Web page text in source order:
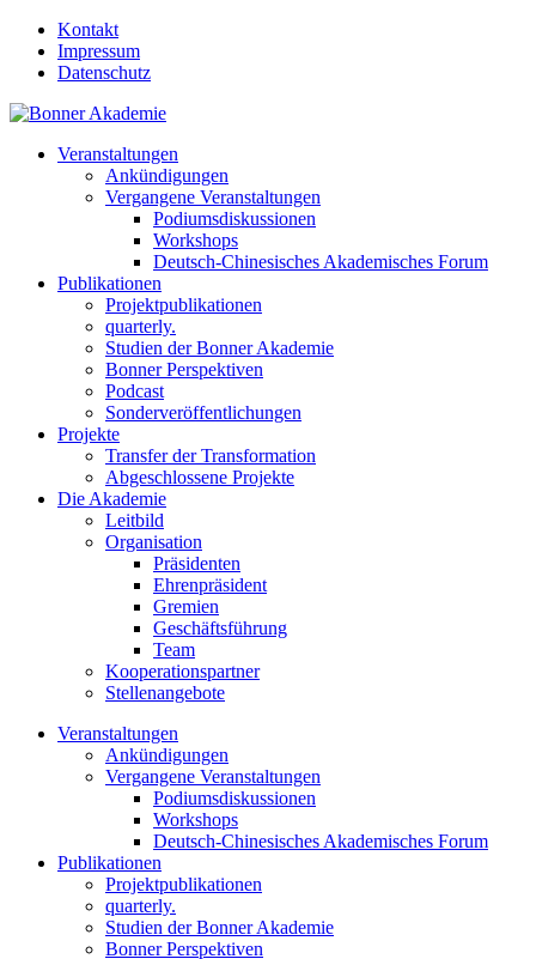
Kontakt
Impressum
Datenschutz
Veranstaltungen
Ankündigungen
Vergangene Veranstaltungen
Podiumsdiskussionen
Workshops
Deutsch-Chinesisches Akademisches Forum
Publikationen
Projektpublikationen
quarterly.
Studien der Bonner Akademie
Bonner Perspektiven
Podcast
Sonderveröffentlichungen
Projekte
Transfer der Transformation
Abgeschlossene Projekte
Die Akademie
Leitbild
Organisation
Präsidenten
Ehrenpräsident
Gremien
Geschäftsführung
Team
Kooperationspartner
Stellenangebote
Veranstaltungen
Ankündigungen
Vergangene Veranstaltungen
Podiumsdiskussionen
Workshops
Deutsch-Chinesisches Akademisches Forum
Publikationen
Projektpublikationen
quarterly.
Studien der Bonner Akademie
Bonner Perspektiven